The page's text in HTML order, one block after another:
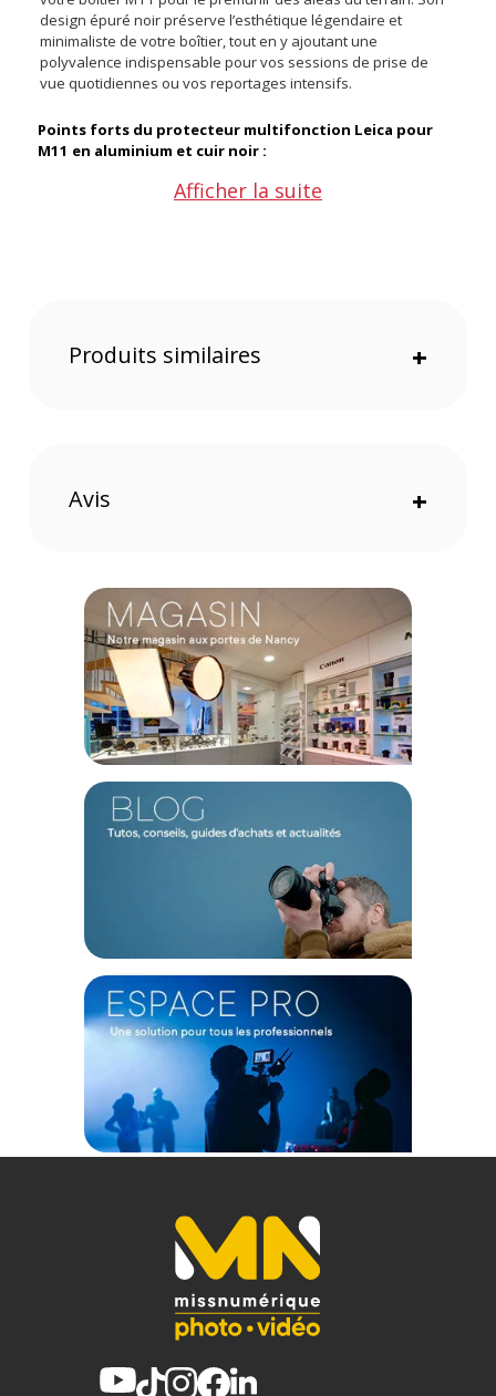
design épuré noir préserve l’esthétique légendaire et
minimaliste de votre boîtier, tout en y ajoutant une
polyvalence indispensable pour vos sessions de prise de
vue quotidiennes ou vos reportages intensifs.
Points forts du protecteur multifonction Leica pour
M11 en aluminium et cuir noir :
Alliance innovante de l'aluminium et du cuir véritable
Protection robuste et ergonomie sur mesure
premier choix. L'intégration de l'aluminium confère une
Conçu spécifiquement pour la géométrie exigeante de la
l'appareil photo tout en maintenant une accessibilité idéale à
ses commandes essentielles.
Légèreté absolue de seulement 130 g sur le terrain
Pensé pour les photographes de rue et de reportage
toujours en mouvement, ce protecteur se fait oublier dès sa
mise en place grâce à un poids net de seulement 130 g. Il
protège efficacement votre équipement de prestige sans
jamais l'alourdir, préservant la compacité fondamentale du
système M.
Design épuré noir parfaitement intégré à l'univers M
magnifiquement avec les accents et les lignes intemporelles
du Leica M11. Ce protecteur permet une discrétion totale lors
de vos prises de vue, soulignant le caractère unique et
moderne de votre système photographique tout en
respectant une harmonie parfaite des formes.
Caractéristiques du protecteur multifonction Leica
pour M11 en aluminium et cuir noir :
Marque : Leica
Modèle : Protecteur Multifonction M11, aluminium, cuir, noir
Catégorie : Étui de protection / Demi-étui de prestige
véritable de qualité supérieure
Couleur : Noir (black)
Poids net (Produit seul) : 130 g
CONTENU DU CARTON
1x Protecteur Multifonction Leica M11 en aluminium et cuir
Afficher la suite
Produits similaires +
Avis +